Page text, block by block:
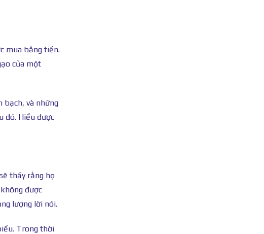
mua bằng tiền.
của một
bạch, và những
đó. Hiểu được
thấy rằng họ
được
lượng lời nói.
Trong thời